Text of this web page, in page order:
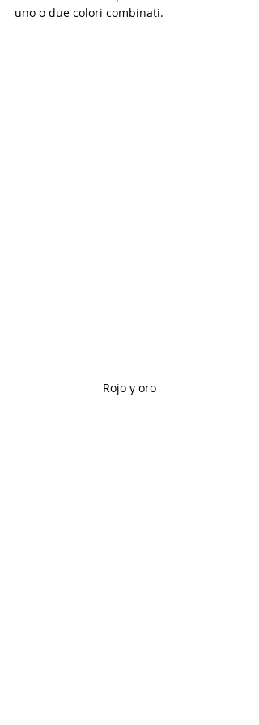
uno o due colori combinati.
Rojo y oro